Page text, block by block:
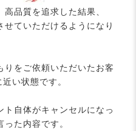
品質を追求した結果、
せていただけるようになり
りをご依頼いただいたお客
い状態です。
ト自体がキャンセルになっ
た内容です。